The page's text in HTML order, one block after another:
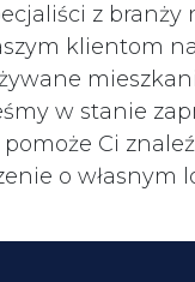
z
klientom
w stanie
Ci
o własnym